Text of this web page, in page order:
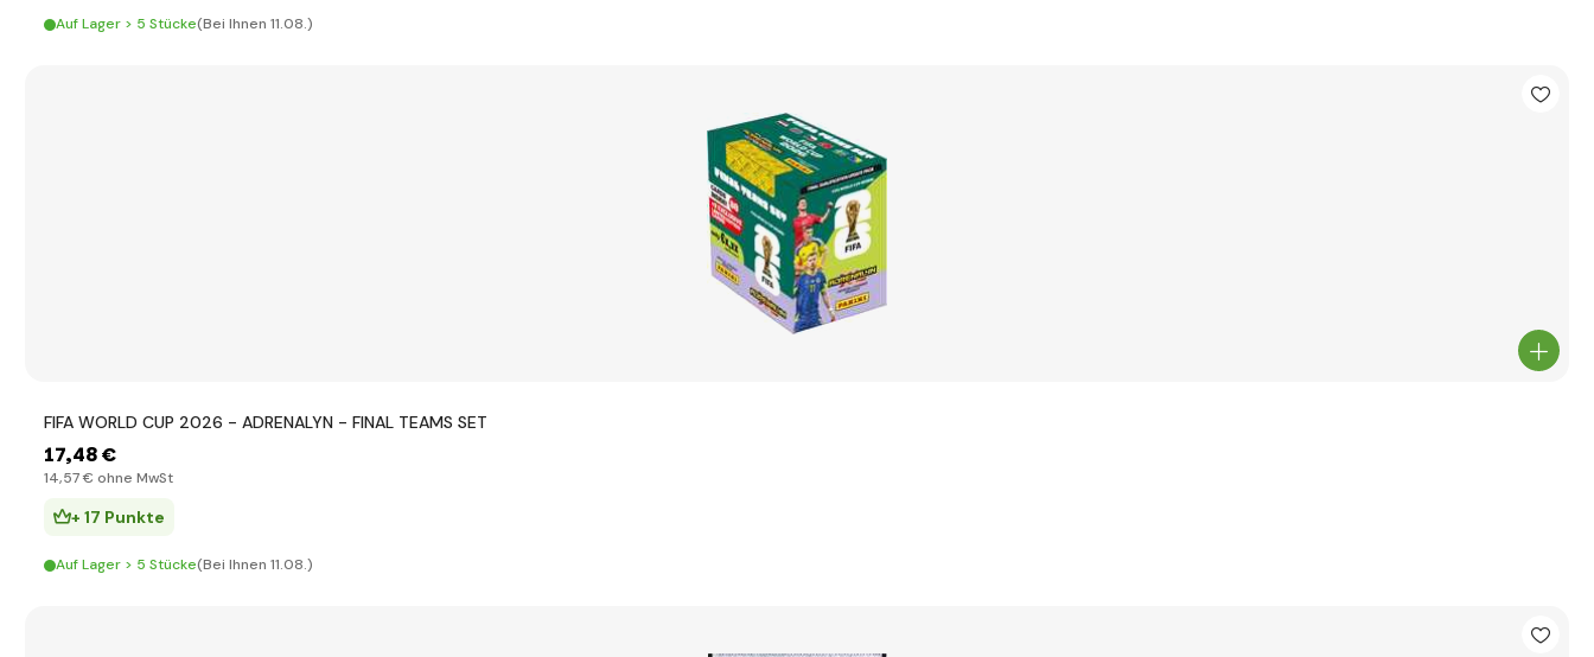
Auf Lager > 5 Stücke(Bei Ihnen 11.08.)
FIFA WORLD CUP 2026 - ADRENALYN - FINAL TEAMS SET
17,48 €
14,57 € ohne MwSt
+ 17 Punkte
Auf Lager > 5 Stücke(Bei Ihnen 11.08.)